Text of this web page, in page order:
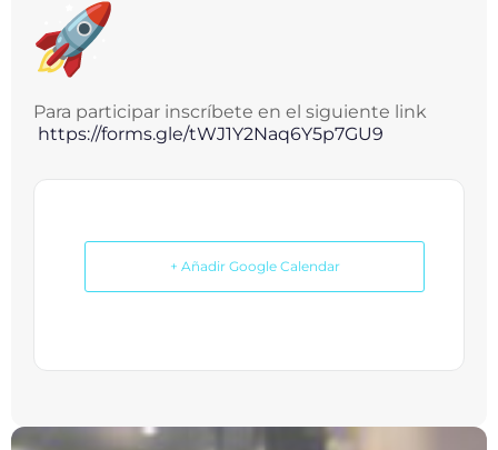
Para participar inscríbete en el siguiente link
https://forms.gle/tWJ1Y2Naq6Y5p7GU9
+ Añadir Google Calendar